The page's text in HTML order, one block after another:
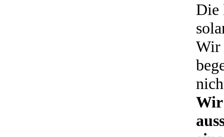
Die
Wir
Wir